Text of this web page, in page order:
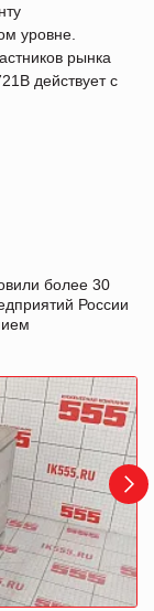
уровне.
рынка
действует с
более 30
России